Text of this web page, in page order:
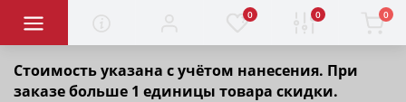
Стоимость указана с учётом нанесения. При
заказе больше 1 единицы товара скидки.
0 0 0